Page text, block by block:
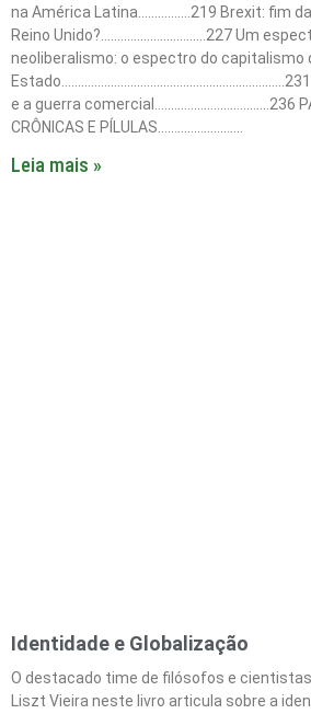
na América Latina…………….219 Brexit: fim
Reino Unido?…………………………..227 Um
neoliberalismo: o espectro do capitalismo
Estado…………………………………………………………..231
e a guerra comercial……………………………..236
CRÔNICAS E PÍLULAS……………………..
Leia mais »
Identidade e Globalização
O destacado time de filósofos e
Liszt Vieira neste livro articula sobre a